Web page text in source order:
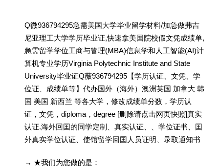
Q微936794295急需美国大学毕业留学材料/加急做弗吉
尼亚理工大学学历毕业证,快速拿美国院校假文凭成绩单,
急需留学学位工商与管理(MBA)信息学和人工智能(AI)计
算机专业学历Virginia Polytechnic Institute and State
University毕业证Q薇936794295【学历认证、文凭、学
位证、成绩单等】代办国外（海外）澳洲英国 加拿大 韩
国 美国 新西兰 等各大学，修改成绩单分数，学历认
证，文凭，diploma，degree [删除请点击网页快照]真实
认证.海外回囯的同学定制、真实认证、、学位证书、囯
外真实学位认证、使馆留学回囯人员证明、录取通知书
→ ★我们为您做的是：